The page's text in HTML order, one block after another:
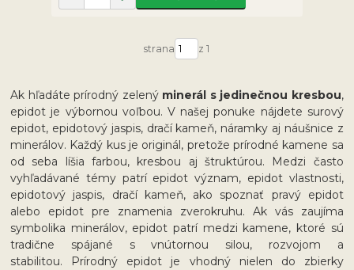
strana z 1
Ak hľadáte prírodný zelený minerál s jedinečnou kresbou,
epidot je výbornou voľbou. V našej ponuke nájdete surový
epidot, epidotový jaspis, dračí kameň, náramky aj náušnice z
minerálov. Každý kus je originál, pretože prírodné kamene sa
od seba líšia farbou, kresbou aj štruktúrou. Medzi často
vyhľadávané témy patrí epidot význam, epidot vlastnosti,
epidotový jaspis, dračí kameň, ako spoznať pravý epidot
alebo epidot pre znamenia zverokruhu. Ak vás zaujíma
symbolika minerálov, epidot patrí medzi kamene, ktoré sú
tradične spájané s vnútornou silou, rozvojom a
stabilitou. Prírodný epidot je vhodný nielen do zbierky